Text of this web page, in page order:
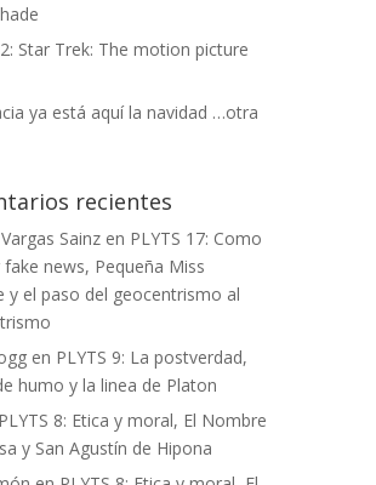
Star Trek: The motion picture
ya está aquí la navidad …otra
recientes
Sainz en PLYTS 17: Como
news, Pequeña Miss
y el paso del geocentrismo al
en PLYTS 9: La postverdad,
humo y la linea de Platon
PLYTS 8: Etica y moral, El Nombre
y San Agustín de Hipona